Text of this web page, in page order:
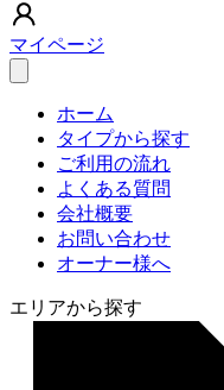
マイページ
ホーム
タイプから探す
ご利用の流れ
よくある質問
会社概要
お問い合わせ
オーナー様へ
エリアから探す